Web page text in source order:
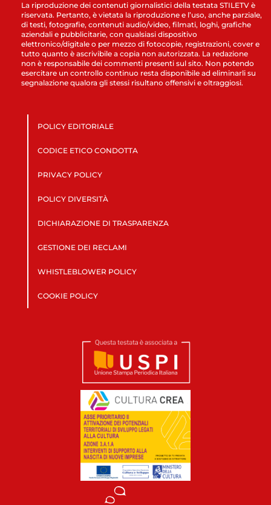
La riproduzione dei contenuti giornalistici della testata STILETV è
riservata. Pertanto, è vietata la riproduzione e l’uso, anche parziale,
di testi, fotografie, contenuti audio/video, filmati, loghi, grafiche
aziendali e pubblicitarie, con qualsiasi dispositivo
elettronico/digitale o per mezzo di fotocopie, registrazioni, cover e
tutto quanto è ascrivibile a copia non autorizzata. La redazione
non è responsabile dei commenti presenti sul sito. Non potendo
esercitare un controllo continuo resta disponibile ad eliminarli su
segnalazione qualora gli stessi risultano offensivi e oltraggiosi.
POLICY EDITORIALE
CODICE ETICO CONDOTTA
PRIVACY POLICY
POLICY DIVERSITÀ
DICHIARAZIONE DI TRASPARENZA
GESTIONE DEI RECLAMI
WHISTLEBLOWER POLICY
COOKIE POLICY